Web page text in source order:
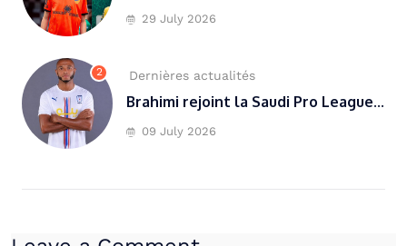
29 July 2026
2 Dernières actualités
Brahimi rejoint la Saudi Pro League...
09 July 2026